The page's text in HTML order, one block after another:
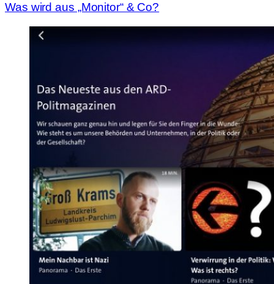
Was wird aus „Monitor“ & Co?